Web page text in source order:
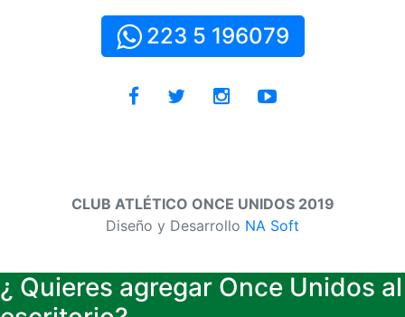
223 5 196079
CLUB ATLÉTICO ONCE UNIDOS 2019
Diseño y Desarrollo NA Soft
¿ Quieres agregar Once Unidos al